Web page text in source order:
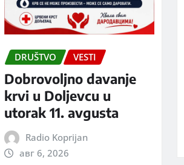
DRUŠTVO VESTI
Dobrovoljno davanje
krvi u Doljevcu u
utorak 11. avgusta
Radio Koprijan
авг 6, 2026